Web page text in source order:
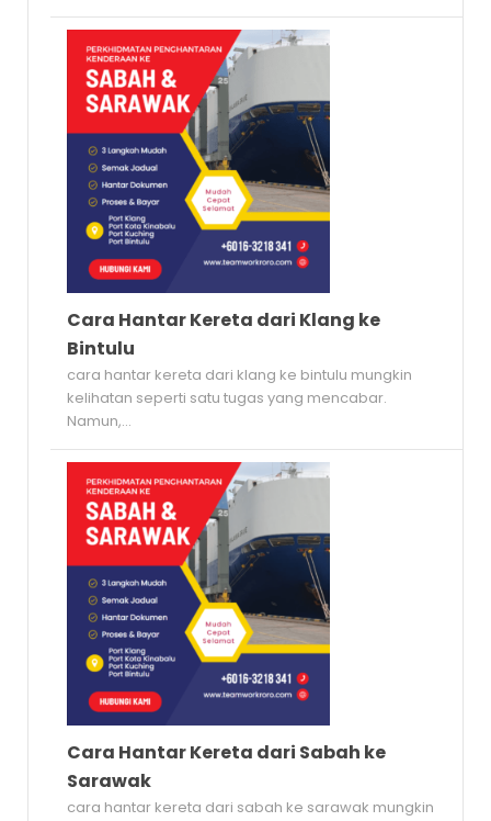
Cara Hantar Kereta dari Klang ke
Bintulu
cara hantar kereta dari klang ke bintulu mungkin
kelihatan seperti satu tugas yang mencabar.
Namun,...
Cara Hantar Kereta dari Sabah ke
Sarawak
cara hantar kereta dari sabah ke sarawak mungkin